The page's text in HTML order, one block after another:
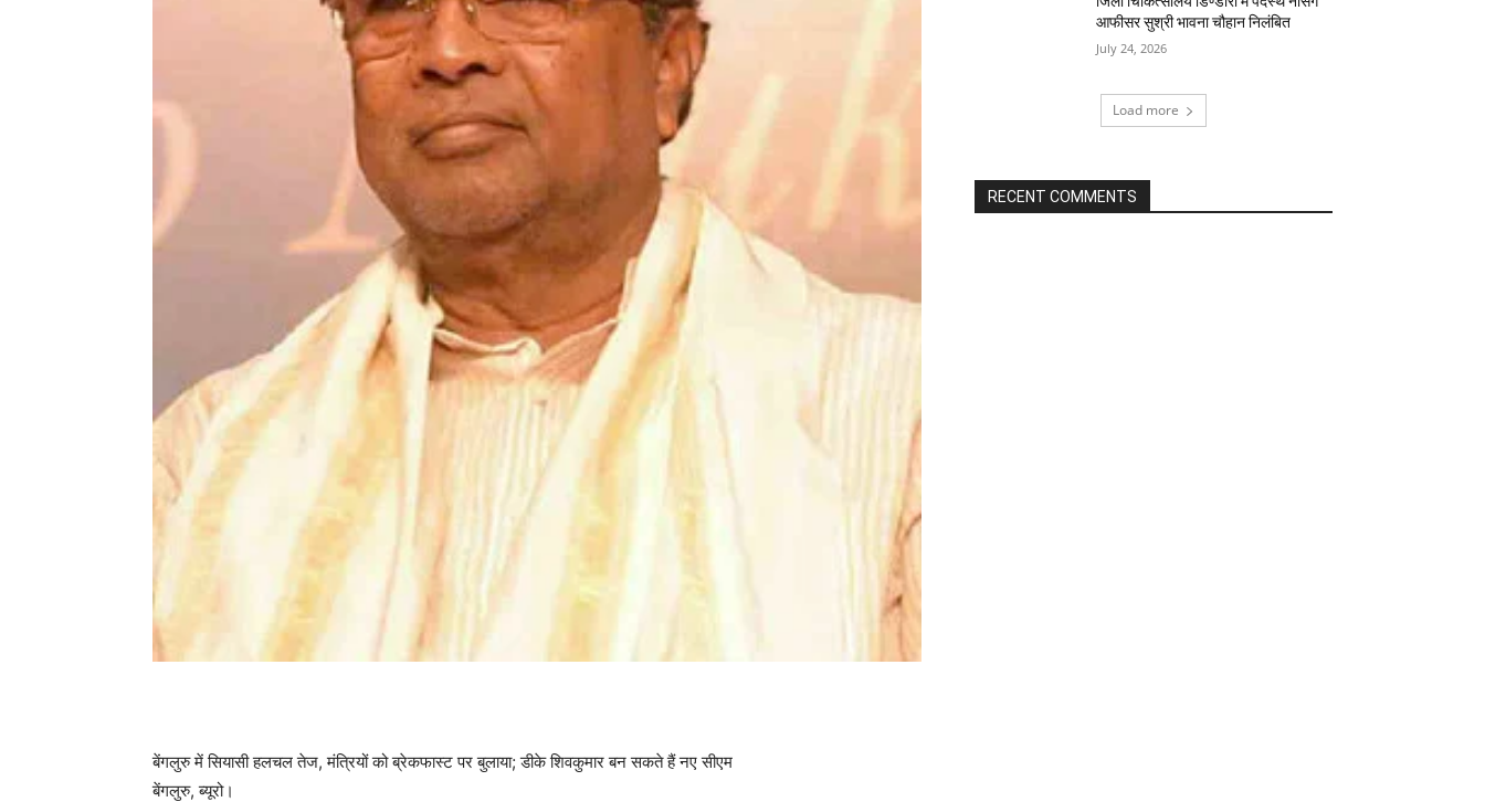
बेंगलुरु में सियासी हलचल तेज, मंत्रियों को ब्रेकफास्ट पर बुलाया; डीके शिवकुमार बन सकते हैं नए सीएम
बेंगलुरु, ब्यूरो।
आफीसर सुश्री भावना चौहान निलंबित
July 24, 2026
Load more
RECENT COMMENTS